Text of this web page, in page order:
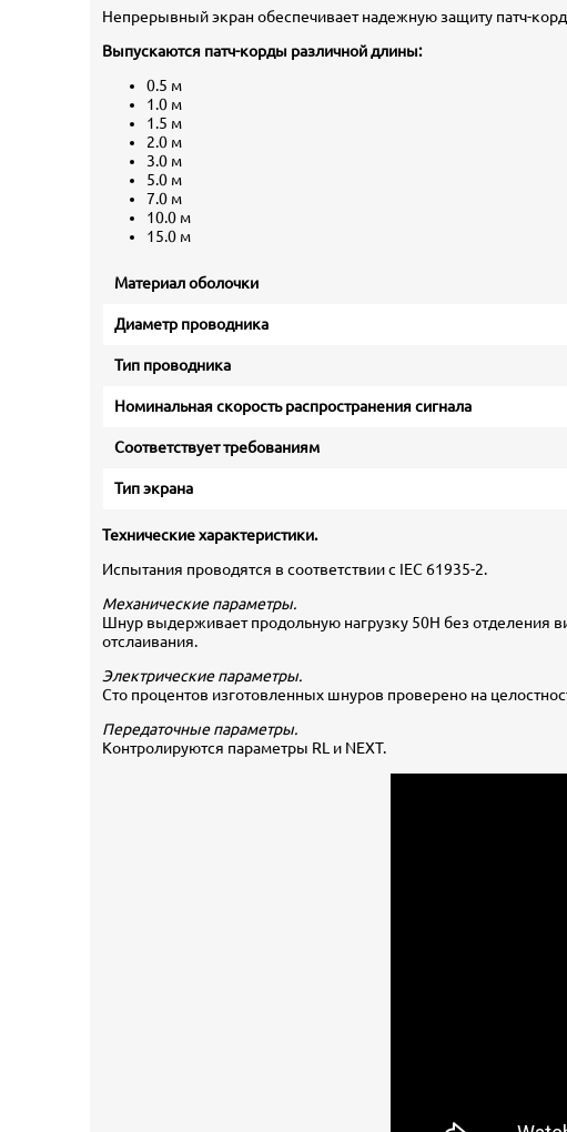
Непрерывный экран обеспечивает надежную защиту патч-
Выпускаются патч-корды различной длины:
0.5 м
1.0 м
1.5 м
2.0 м
3.0 м
5.0 м
7.0 м
10.0 м
15.0 м
Материал оболочки
Диаметр проводника
Тип проводника
Номинальная скорость распространения сигнала
Соответствует требованиям
Тип экрана
Технические характеристики.
Испытания проводятся в соответствии с IEC 61935-2.
Механические параметры.
Шнур выдерживает продольную нагрузку 50Н без отделения
отслаивания.
Электрические параметры.
Сто процентов изготовленных шнуров проверено на
Передаточные параметры.
Контролируются параметры RL и NEXT.